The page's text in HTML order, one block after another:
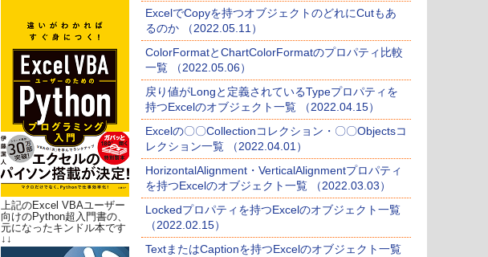
上記のExcel VBAユーザー
向けのPython超入門書の、
元になったキンドル本です
↓↓
ExcelでCopyを持つオブジェクトのどれにCutもあ
るのか （2022.05.11）
ColorFormatとChartColorFormatのプロパティ比較
一覧 （2022.05.06）
戻り値がLongと定義されているTypeプロパティを
持つExcelのオブジェクト一覧 （2022.04.15）
Excelの〇〇Collectionコレクション・〇〇Objectsコ
レクション一覧 （2022.04.01）
HorizontalAlignment・VerticalAlignmentプロパティ
を持つExcelのオブジェクト一覧 （2022.03.03）
Lockedプロパティを持つExcelのオブジェクト一覧
（2022.02.15）
TextまたはCaptionを持つExcelのオブジェクト一覧